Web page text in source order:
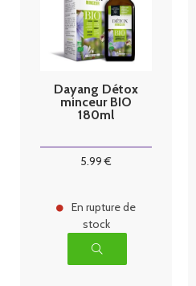
Dayang Détox
minceur BIO
180ml
5.99 €
En rupture de
stock